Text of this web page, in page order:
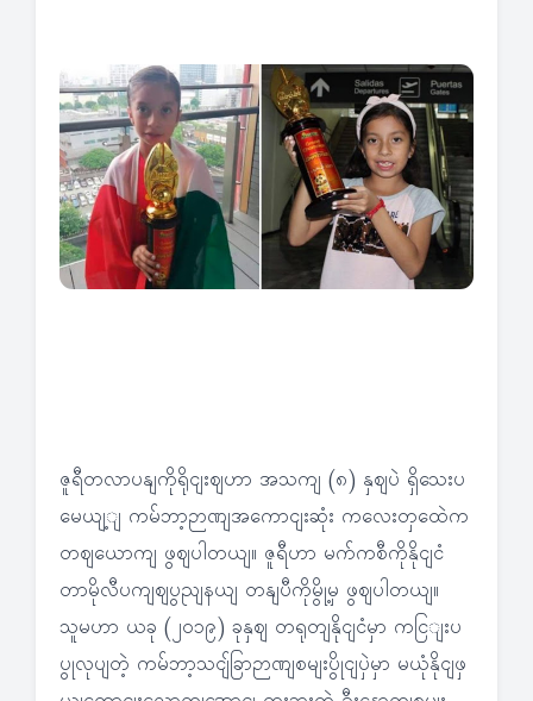
ဇူရီတလာပနျကိုရိုငျးဈဟာ အသကျ (၈) နှဈပဲ ရှိသေးပ
မေယျ့ျ ကမ်ဘာ့ဉာဏျအကောငျးဆုံး ကလေးတှထေဲက
တဈယောကျ ဖွဈပါတယျ။ ဇူရီဟာ မက်ကစီကိုနိုငျငံ
တာမိုလီပကျဈပွညျနယျ တနျပီကိုမွို့မှ ဖွဈပါတယျ။
သူမဟာ ယခု (၂၀၁၉) ခုနှဈ တရုတျနိုငျငံမှာ ကငြျးပ
ပွုလုပျတဲ့ ကမ်ဘာ့သငျ်ခြာဉာဏျစမျးပွိုငျပှဲမှာ မယုံနိုငျဖှ